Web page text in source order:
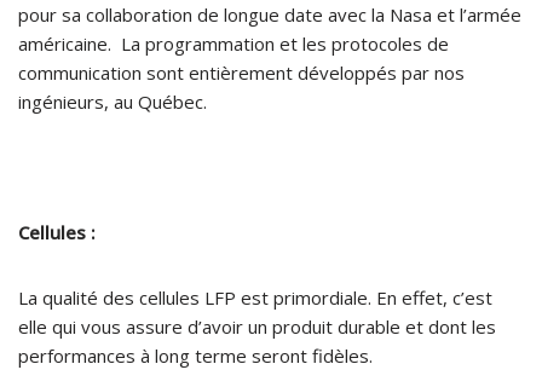
pour sa collaboration de longue date avec la Nasa et l’armée
américaine. La programmation et les protocoles de
communication sont entièrement développés par nos
ingénieurs, au Québec.
Cellules :
La qualité des cellules LFP est primordiale. En effet, c’est
elle qui vous assure d’avoir un produit durable et dont les
performances à long terme seront fidèles.